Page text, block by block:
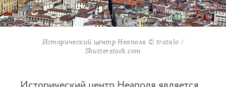
Исторический центр Неаполя © trotalo /
Shutterstock.com